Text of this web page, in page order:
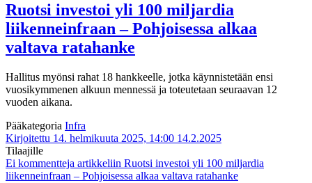
Ruotsi investoi yli 100 miljardia
liikenneinfraan – Pohjoisessa alkaa
valtava ratahanke
Hallitus myönsi rahat 18 hankkeelle, jotka käynnistetään ensi
vuosikymmenen alkuun mennessä ja toteutetaan seuraavan 12
vuoden aikana.
Pääkategoria Infra
Kirjoitettu 14. helmikuuta 2025, 14:00 14.2.2025
Tilaajille
Ei kommentteja artikkeliin Ruotsi investoi yli 100 miljardia
liikenneinfraan – Pohjoisessa alkaa valtava ratahanke